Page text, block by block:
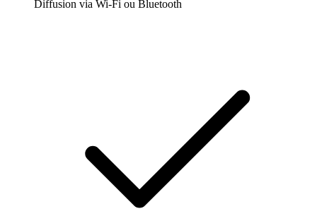
Diffusion via Wi-Fi ou Bluetooth